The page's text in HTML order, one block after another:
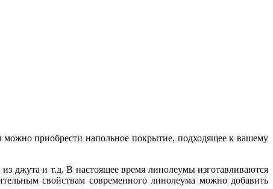
приобрести напольное покрытие, подходящее к вашему
джута и т.д. В настоящее время линолеумы изготавливаются
свойствам современного линолеума можно добавить